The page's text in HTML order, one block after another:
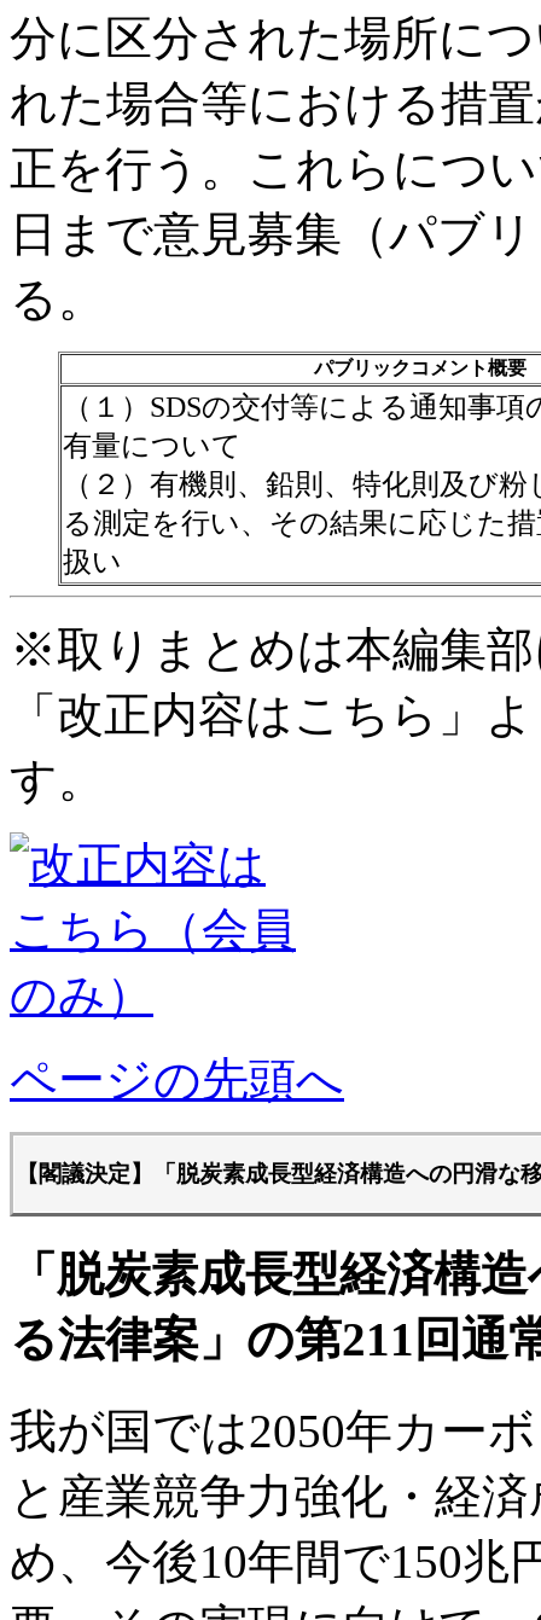
分に区分された場所に
れた場合等における措
正を行う。これらにつ
日まで意見募集（パブ
る。
パブリックコメント概要
（１）SDSの交付等による通知事
有量について
（２）有機則、鉛則、特化則及び
る測定を行い、その結果に応じた
扱い
※取りまとめは本編集
「改正内容はこちら」
す。
ページの先頭へ
【閣議決定】「脱炭素成長型経済構造への円滑な
「脱炭素成長型経済構
る法律案」の第211回通
我が国では2050年カー
と産業競争力強化・経
め、今後10年間で150兆